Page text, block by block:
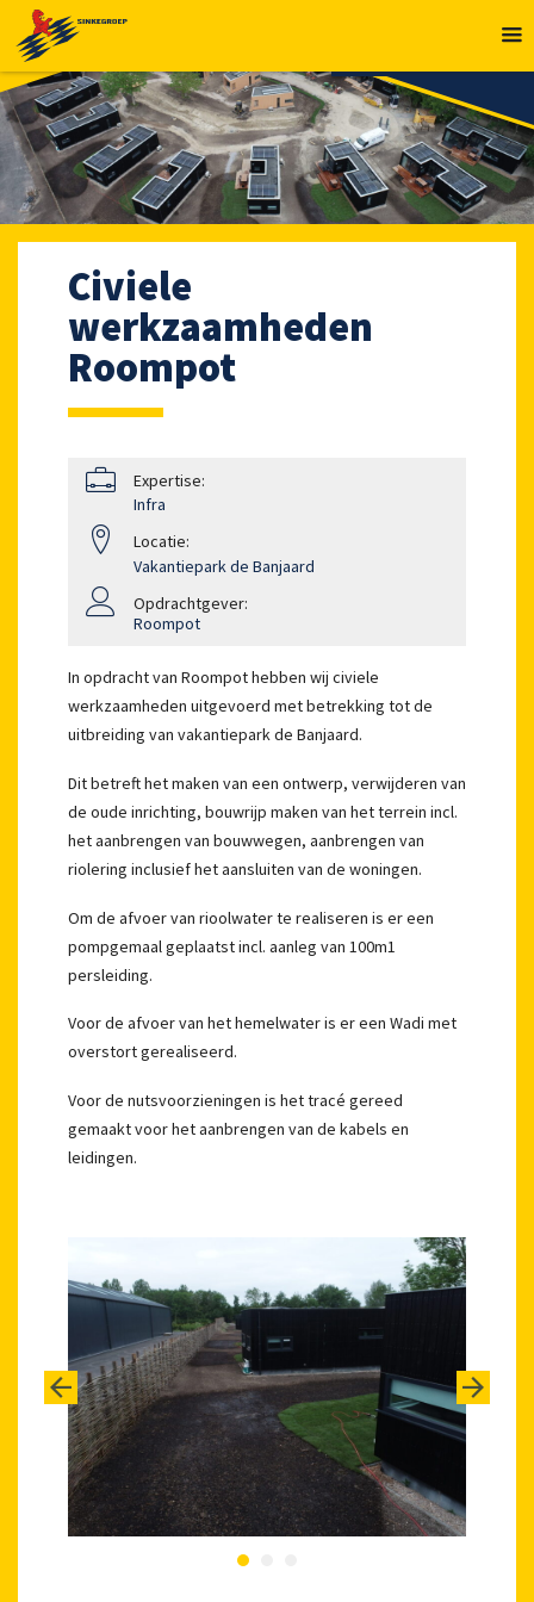
Civiele
werkzaamheden
Roompot
Expertise:
Infra
Locatie:
Vakantiepark de Banjaard
Opdrachtgever:
Roompot
In opdracht van Roompot hebben wij civiele
werkzaamheden uitgevoerd met betrekking tot de
uitbreiding van vakantiepark de Banjaard.
Dit betreft het maken van een ontwerp, verwijderen van
de oude inrichting, bouwrijp maken van het terrein incl.
het aanbrengen van bouwwegen, aanbrengen van
riolering inclusief het aansluiten van de woningen.
Om de afvoer van rioolwater te realiseren is er een
pompgemaal geplaatst incl. aanleg van 100m1
persleiding.
Voor de afvoer van het hemelwater is er een Wadi met
overstort gerealiseerd.
Voor de nutsvoorzieningen is het tracé gereed
gemaakt voor het aanbrengen van de kabels en
leidingen.